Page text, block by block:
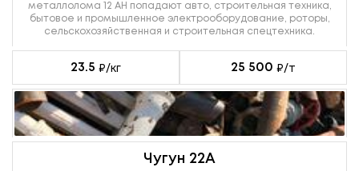
металлолома 12 АН попадают авто, строительная техника,
бытовое и промышленное электрооборудование, роторы,
сельскохозяйственная и строительная спецтехника.
23.5 ₽/кг 25 500 ₽/т
Чугун 22А